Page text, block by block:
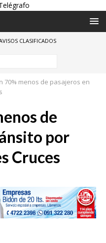
CLASIFICADOS
70% menos de pasajeros en
de
por
Cruces